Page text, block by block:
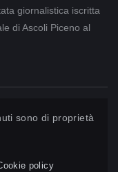
giornalistica iscritta
di Ascoli Piceno al
sono di proprietà
policy